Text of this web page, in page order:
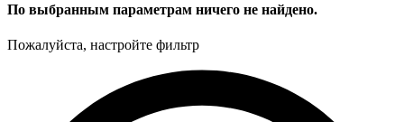
По выбранным параметрам ничего не найдено.
Пожалуйста, настройте фильтр